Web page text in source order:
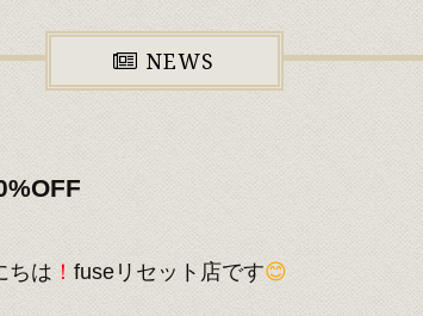
NEWS
ちは ！ fuseリセット店です😊